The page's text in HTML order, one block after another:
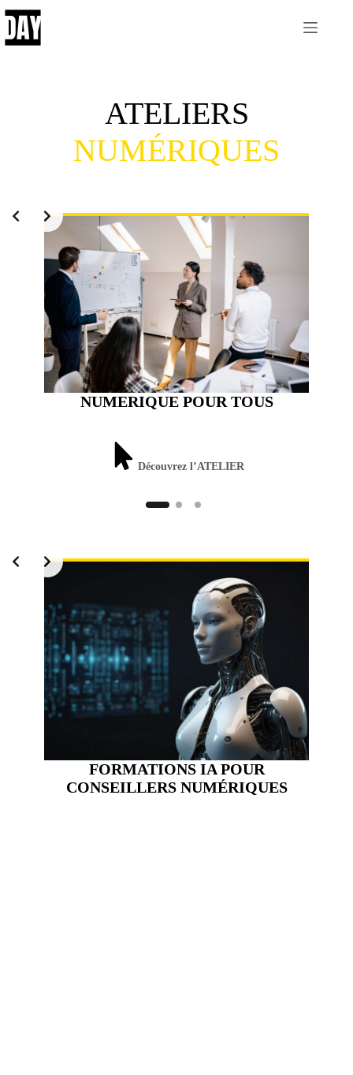
au
contenu
ATELIERS
NUMÉRIQUES
NUMERIQUE POUR TOUS
Découvrez l’ATELIER
FORMATIONS IA POUR
CONSEILLERS NUMÉRIQUES